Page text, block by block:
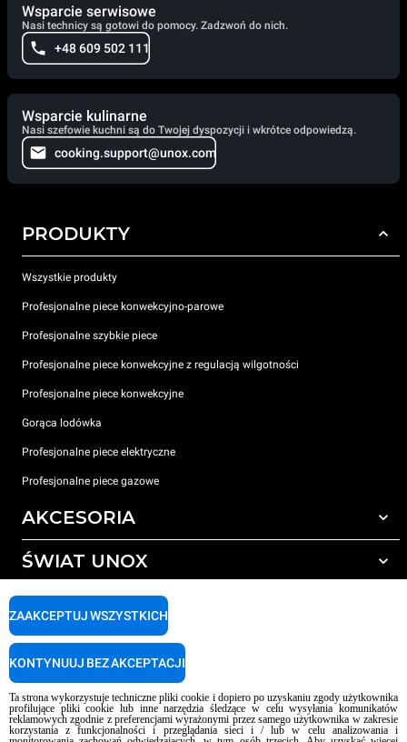
Wsparcie serwisowe
Nasi technicy są gotowi do pomocy. Zadzwoń do nich.
+48 609 502 111
Wsparcie kulinarne
Nasi szefowie kuchni są do Twojej dyspozycji i wkrótce odpowiedzą.
cooking.support@unox.com
PRODUKTY
Wszystkie produkty
Profesjonalne piece konwekcyjno-parowe
Profesjonalne szybkie piece
Profesjonalne piece konwekcyjne z regulacją wilgotności
Profesjonalne piece konwekcyjne
Gorąca lodówka
Profesjonalne piece elektryczne
Profesjonalne piece gazowe
AKCESORIA
Wszystkie akcesoria
Detergenty do ręcznego mycia
Uzdatnianie wody z filtrem żywicznym
Uzdatnianie wody metodą odwróconej osmozy
ŚWIAT UNOX
LOKALIZATOR CENTRÓW SERWISOWYCH
AI Content Disclaimer
Privacy policy Cookie policy
Ta strona wykorzystuje techniczne pliki cookie i dopiero po uzyskaniu zgody użytkownika
profilujące pliki cookie lub inne narzędzia śledzące w celu wysyłania komunikatów
reklamowych zgodnie z preferencjami wyrażonymi przez samego użytkownika w zakresie
korzystania z funkcjonalności i przeglądania sieci i / lub w celu analizowania i
ZAAKCEPTUJ WSZYSTKICH
KONTYNUUJ BEZ AKCEPTACJI